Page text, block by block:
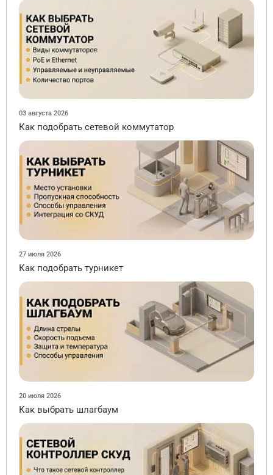
03 августа 2026
Как подобрать сетевой коммутатор
27 июля 2026
Как подобрать турникет
20 июля 2026
Как выбрать шлагбаум